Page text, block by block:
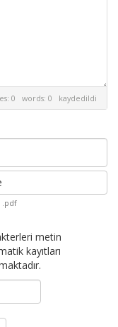
0 words: 0 kaydedildi
.pdf
metin
kayıtları